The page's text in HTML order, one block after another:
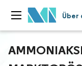
Über